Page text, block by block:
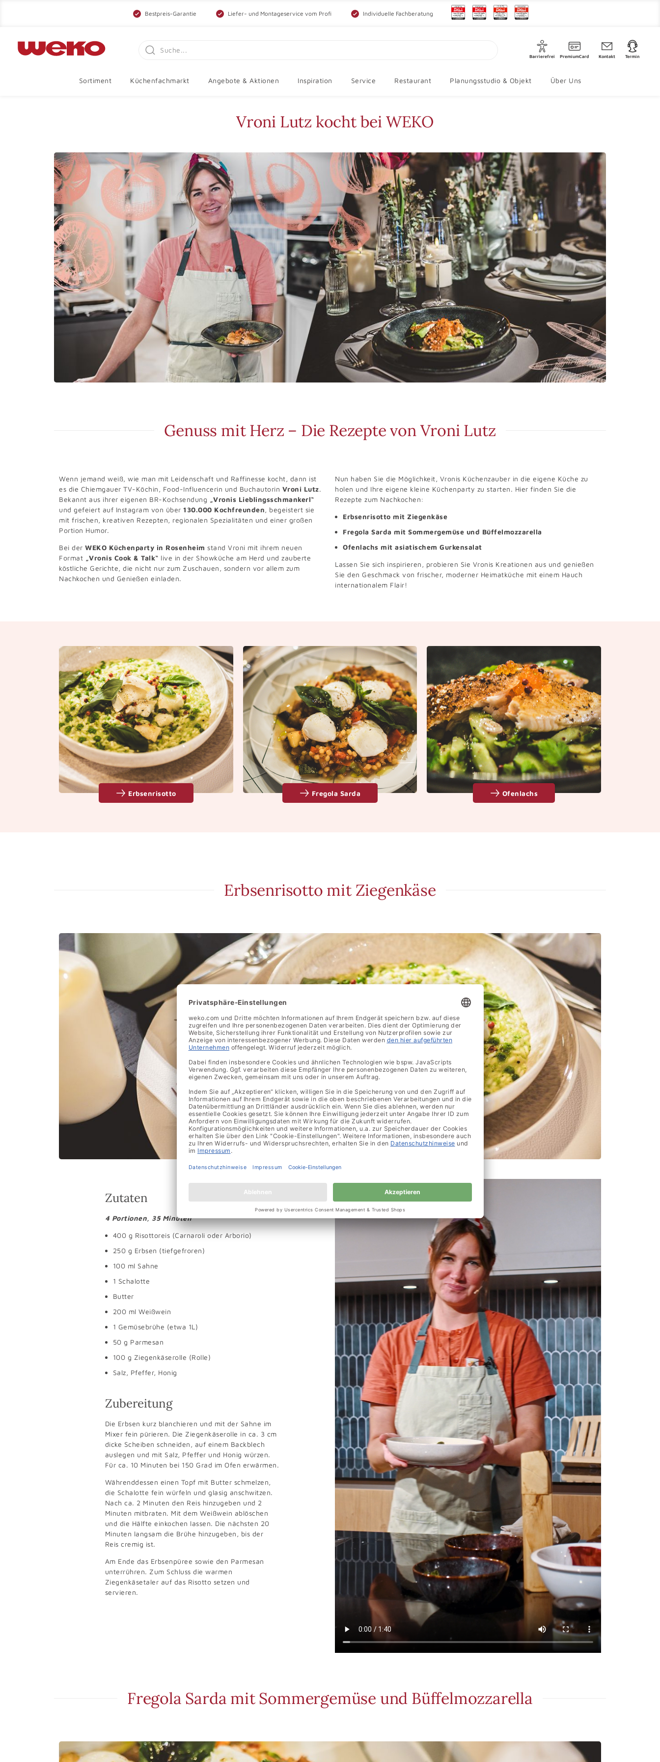
Bestpreis-Garantie Liefer- und Montageservice vom Profi Individuelle Fachberatung
Barrierefrei PremiumCard Kontakt Termin
Sortiment Küchenfachmarkt Angebote & Aktionen Inspiration Service Restaurant Planungsstudio & Objekt Über Uns
Vroni Lutz kocht bei WEKO
Genuss mit Herz – Die Rezepte von Vroni Lutz
Wenn jemand weiß, wie man mit Leidenschaft und Raffinesse kocht, dann ist
es die Chiemgauer TV-Köchin, Food-Influencerin und Buchautorin Vroni Lutz.
Bekannt aus ihrer eigenen BR-Kochsendung „Vronis Lieblingsschmankerl“
und gefeiert auf Instagram von über 130.000 Kochfreunden, begeistert sie
mit frischen, kreativen Rezepten, regionalen Spezialitäten und einer großen
Portion Humor.
Bei der WEKO Küchenparty in Rosenheim stand Vroni mit ihrem neuen
Format „Vronis Cook & Talk“ live in der Showküche am Herd und zauberte
köstliche Gerichte, die nicht nur zum Zuschauen, sondern vor allem zum
Nachkochen und Genießen einladen.
Nun haben Sie die Möglichkeit, Vronis Küchenzauber in die eigene Küche zu
holen und Ihre eigene kleine Küchenparty zu starten. Hier finden Sie die
Rezepte zum Nachkochen:
Erbsenrisotto mit Ziegenkäse
Fregola Sarda mit Sommergemüse und Büffelmozzarella
Ofenlachs mit asiatischem Gurkensalat
Lassen Sie sich inspirieren, probieren Sie Vronis Kreationen aus und genießen
Sie den Geschmack von frischer, moderner Heimatküche mit einem Hauch
internationalem Flair!
Erbsenrisotto Fregola Sarda Ofenlachs
Erbsenrisotto mit Ziegenkäse
Zutaten
4 Portionen, 35 Minuten
400 g Risottoreis (Carnaroli oder Arborio)
250 g Erbsen (tiefgefroren)
100 ml Sahne
1 Schalotte
Butter
200 ml Weißwein
1 Gemüsebrühe (etwa 1L)
50 g Parmesan
100 g Ziegenkäserolle (Rolle)
Salz, Pfeffer, Honig
Zubereitung
Die Erbsen kurz blanchieren und mit der Sahne im
Mixer fein pürieren. Die Ziegenkäserolle in ca. 3 cm
dicke Scheiben schneiden, auf einem Backblech
auslegen und mit Salz, Pfeffer und Honig würzen.
Für ca. 10 Minuten bei 150 Grad im Ofen erwärmen.
Währenddessen einen Topf mit Butter schmelzen,
die Schalotte fein würfeln und glasig anschwitzen.
Nach ca. 2 Minuten den Reis hinzugeben und 2
Minuten mitbraten. Mit dem Weißwein ablöschen
und die Hälfte einkochen lassen. Die nächsten 20
Minuten langsam die Brühe hinzugeben, bis der
Reis cremig ist.
Am Ende das Erbsenpüree sowie den Parmesan
unterrühren. Zum Schluss die warmen
Ziegenkäsetaler auf das Risotto setzen und
servieren.
Fregola Sarda mit Sommergemüse und Büffelmozzarella